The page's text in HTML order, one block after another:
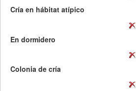
Cría en hábitat atípico
En dormidero
Colonia de cría